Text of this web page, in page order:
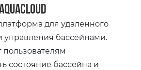
для удаленного
управления бассейнами.
состояние бассейна и